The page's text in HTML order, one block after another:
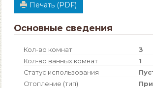
Печать (PDF)
Основные сведения
Кол-во комнат 3
Кол-во ванных комнат
1
Статус использования
Отопление (тип)